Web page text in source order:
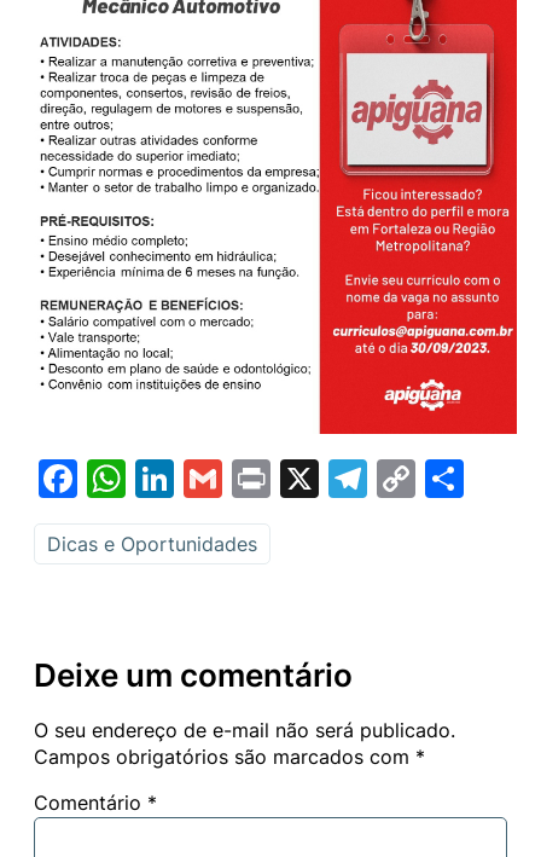
Facebook
WhatsApp
LinkedIn
GmailPrint
X Telegram
Copy
Dicas e Oportunidades
Deixe um comentário
O seu endereço de e-mail não será publicado.
Campos obrigatórios são marcados com *
Comentário *